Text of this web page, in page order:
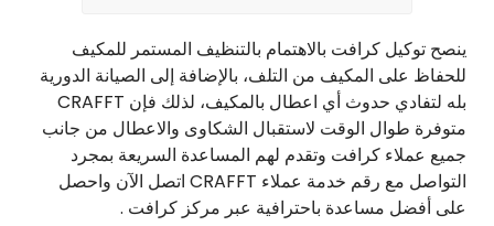
ينصح توكيل كرافت بالاهتمام بالتنظيف المستمر للمكيف
للحفاظ على المكيف من التلف، بالإضافة إلى الصيانة الدورية
بله لتفادي حدوث أي اعطال بالمكيف، لذلك فإن CRAFFT
متوفرة طوال الوقت لاستقبال الشكاوى والاعطال من جانب
جميع عملاء كرافت وتقدم لهم المساعدة السريعة بمجرد
التواصل مع رقم خدمة عملاء CRAFFT اتصل الآن واحصل
على أفضل مساعدة باحترافية عبر مركز كرافت .